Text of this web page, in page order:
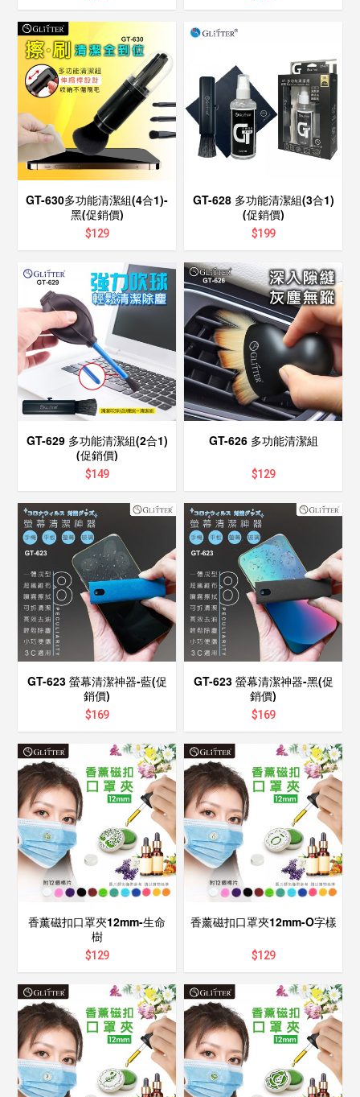
GT-630多功能清潔組(4合1)-
黑(促銷價)
$129
GT-628 多功能清潔組(3合1)
(促銷價)
$199
GT-629 多功能清潔組(2合1)
(促銷價)
$149
GT-626 多功能清潔組
$129
GT-623 螢幕清潔神器-藍(促
銷價)
$169
GT-623 螢幕清潔神器-黑(促
銷價)
$169
香薰磁扣口罩夾12mm-生命
樹
$129
香薰磁扣口罩夾12mm-O字樣
$129